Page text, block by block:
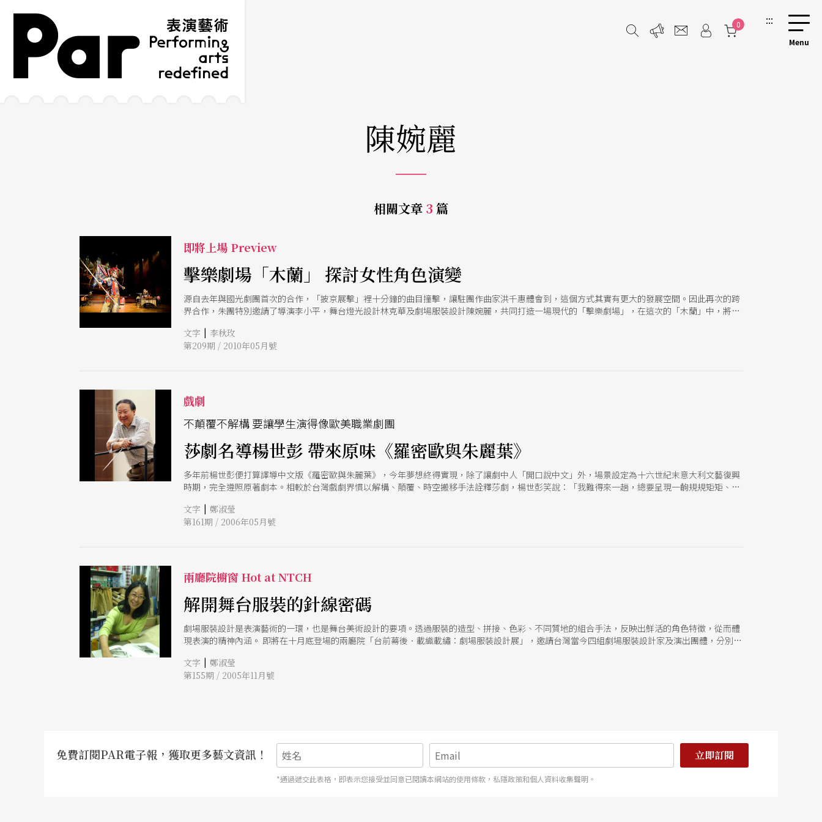
跳到主要內容區塊
網站導覽
0 :::
陳婉麗
相關文章 3 篇
即將上場 Preview
擊樂劇場「木蘭」 探討女性角色演變
源自去年與國光劇團首次的合作，「披京展擊」裡十分鐘的曲目撞擊，讓駐團作曲家洪千惠體會到，這個方式其實有更大的發展空間。因此再次的跨
界合作，朱團特別邀請了導演李小平，舞台燈光設計林克華及劇場服裝設計陳婉麗，共同打造一場現代的「擊樂劇場」，在這次的「木蘭」中，將嘗
文字 | 李秋玫
第209期 / 2010年05月號
戲劇
不顛覆不解構 要讓學生演得像歐美職業劇團
莎劇名導楊世彭 帶來原味《羅密歐與朱麗葉》
多年前楊世彭便打算譯導中文版《羅密歐與朱麗葉》，今年夢想終得實現，除了讓劇中人「開口說中文」外，場景設定為十六世紀末意大利文藝復興
時期，完全遵照原著劇本。相較於台灣戲劇界慣以解構、顛覆、時空搬移手法詮釋莎劇，楊世彭笑說：「我難得來一趟，總要呈現一齣規規矩矩、原
文字 | 鄭淑瑩
第161期 / 2006年05月號
兩廳院櫥窗 Hot at NTCH
解開舞台服裝的針線密碼
劇場服裝設計是表演藝術的一環，也是舞台美術設計的要項。透過服裝的造型、拼接、色彩、不同質地的組合手法，反映出鮮活的角色特徵，從而體
現表演的精神內涵。 即將在十月底登場的兩廳院「台前幕後．載織載繡：劇場服裝設計展」，邀請台灣當今四組劇場服裝設計家及演出團體，分別呈
文字 | 鄭淑瑩
第155期 / 2005年11月號
免費訂閱PAR電子報，獲取更多藝文資訊！ 立即訂閱
*通過遞交此表格，即表示您接受並同意已閱讀本網站的使用條款，私隱政策和個人資料收集聲明。